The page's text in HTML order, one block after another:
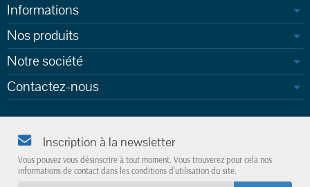
Informations
Nos produits
Notre société
Contactez-nous
Inscription à la newsletter
Vous pouvez vous désinscrire à tout moment. Vous trouverez pour cela nos
informations de contact dans les conditions d'utilisation du site.